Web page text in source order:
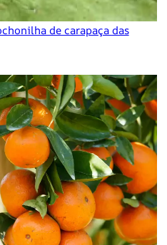
de carapaça das